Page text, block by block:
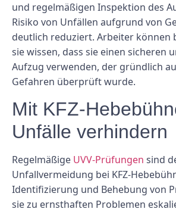
und regelmäßigen Inspektion des
Risiko von Unfällen aufgrund von
deutlich reduziert. Arbeiter können
sie wissen, dass sie einen sicheren
Aufzug verwenden, der gründlich
Gefahren überprüft wurde.
Mit KFZ-
Unfälle verhindern
Regelmäßige UVV-Prüfungen sind
Unfallvermeidung bei KFZ-
Identifizierung und Behebung von
sie zu ernsthaften Problemen